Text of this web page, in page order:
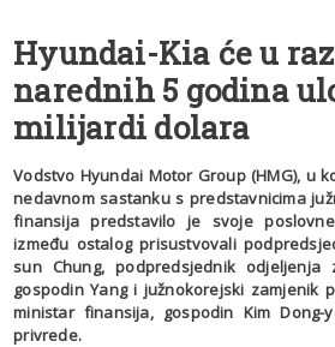
Hyundai-Kia će u
narednih 5 godina
milijardi dolara
Vodstvo Hyundai Motor Group (HMG), u
nedavnom sastanku s predstavnicima
finansija predstavilo je svoje
između ostalog prisustvovali
sun Chung, podpredsjednik
gospodin Yang i južnokorejski zamjenik
ministar finansija, gospodin Kim
privrede.